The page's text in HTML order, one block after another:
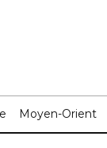
Moyen-Orient